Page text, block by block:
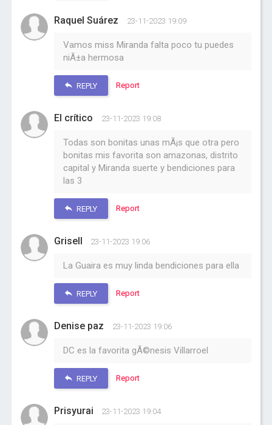
Raquel Suárez 23-11-2023 19:09
Vamos miss Miranda falta poco tu puedes
niÃ±a hermosa
REPLY Report
El crítico 23-11-2023 19:08
Todas son bonitas unas mÃ¡s que otra pero
bonitas mis favorita son amazonas, distrito
capital y Miranda suerte y bendiciones para
las 3
REPLY Report
Grisell 23-11-2023 19:06
La Guaira es muy linda bendiciones para ella
REPLY Report
Denise paz 23-11-2023 19:06
DC es la favorita gÃ©nesis Villarroel
REPLY Report
Prisyurai 23-11-2023 19:04